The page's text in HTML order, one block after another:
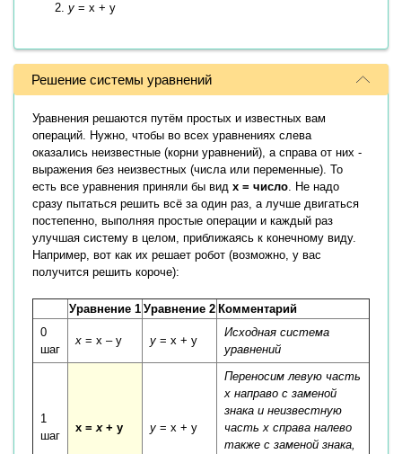
y = x + y
Решение системы уравнений
Уравнения решаются путём простых и известных вам
операций. Нужно, чтобы во всех уравнениях слева
оказались неизвестные (корни уравнений), а справа от них -
выражения без неизвестных (числа или переменные). То
есть все уравнения приняли бы вид x = число. Не надо
сразу пытаться решить всё за один раз, а лучше двигаться
постепенно, выполняя простые операции и каждый раз
улучшая систему в целом, приближаясь к конечному виду.
Например, вот как их решает робот (возможно, у вас
получится решить короче):
Уравнение 1 Уравнение 2 Комментарий
0
шаг
x = x – y y = x + y
Исходная система
уравнений
1
шаг
x =x+ y y = x + y
Переносим левую часть
x направо с заменой
знака и неизвестную
часть x справа налево
также с заменой знака,